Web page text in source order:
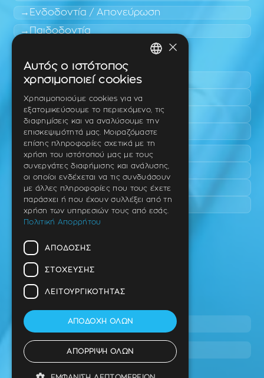
Ενδοδοντία / Απονεύρωση
Παιδοδοντία
Περιοχές εύκολης πρόσβασης
Πυλαία
Τριάδι
Νέο Ρύσιο
Επανομή
Περαία
Καλαμαριά
Πανόραμα
Χαριλάου
Ταβάκη – Θ. Λίτσα 10 (γωνία),
Θέρμη – Θεσσαλονίκη
T.K 57001
2310 46 10 44
info@stage.dimitrouli.gr
×
Αυτός ο ιστότοπος
χρησιμοποιεί cookies
Χρησιμοποιούμε cookies για να
εξατομικεύσουμε το περιεχόμενο, τις
διαφημίσεις και να αναλύσουμε την
επισκεψιμότητά μας. Μοιραζόμαστε
επίσης πληροφορίες σχετικά με τη
χρήση του ιστότοπού μας με τους
συνεργάτες διαφήμισης και ανάλυσης,
οι οποίοι ενδέχεται να τις συνδυάσουν
με άλλες πληροφορίες που τους έχετε
παράσχει ή που έχουν συλλέξει από τη
χρήση των υπηρεσιών τους από εσάς.
Πολιτική Απορρήτου
ΑΠΌΔΟΣΗΣ
ΣΤΌΧΕΥΣΗΣ
ΛΕΙΤΟΥΡΓΙΚΌΤΗΤΑΣ
ΑΠΟΔΟΧΉ ΌΛΩΝ
ΑΠΌΡΡΙΨΗ ΌΛΩΝ